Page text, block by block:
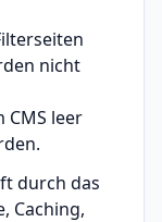
nicht
CMS leer
durch das
Caching,